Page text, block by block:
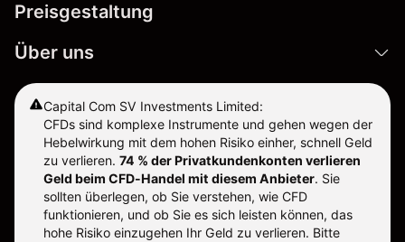
Preisgestaltung
Über uns
Capital Com SV Investments Limited:
CFDs sind komplexe Instrumente und gehen wegen der
Hebelwirkung mit dem hohen Risiko einher, schnell Geld
zu verlieren. 74 % der Privatkundenkonten verlieren
Geld beim CFD-Handel mit diesem Anbieter. Sie
sollten überlegen, ob Sie verstehen, wie CFD
funktionieren, und ob Sie es sich leisten können, das
hohe Risiko einzugehen Ihr Geld zu verlieren. Bitte